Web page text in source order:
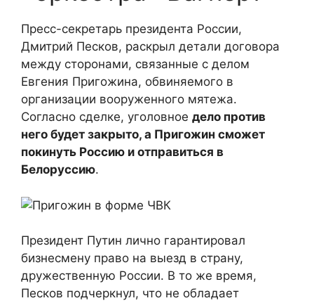
Пресс-секретарь президента России,
Дмитрий Песков, раскрыл детали договора
между сторонами, связанные с делом
Евгения Пригожина, обвиняемого в
организации вооруженного мятежа.
Согласно сделке, уголовное дело против
него будет закрыто, а Пригожин сможет
покинуть Россию и отправиться в
Белоруссию.
Президент Путин лично гарантировал
бизнесмену право на выезд в страну,
дружественную России. В то же время,
Песков подчеркнул, что не обладает